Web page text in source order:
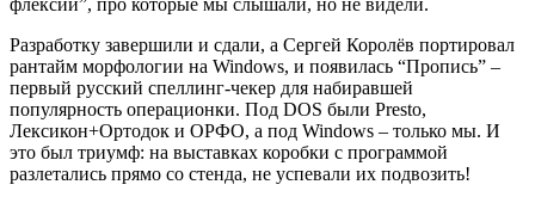
флексий”, про которые мы слышали, но не видели.
Разработку завершили и сдали, а Сергей Королёв портировал
рантайм морфологии на Windows, и появилась “Пропись” –
первый русский спеллинг-чекер для набиравшей
популярность операционки. Под DOS были Presto,
Лексикон+Ортодок и ОРФО, а под Windows – только мы. И
это был триумф: на выставках коробки с программой
разлетались прямо со стенда, не успевали их подвозить!